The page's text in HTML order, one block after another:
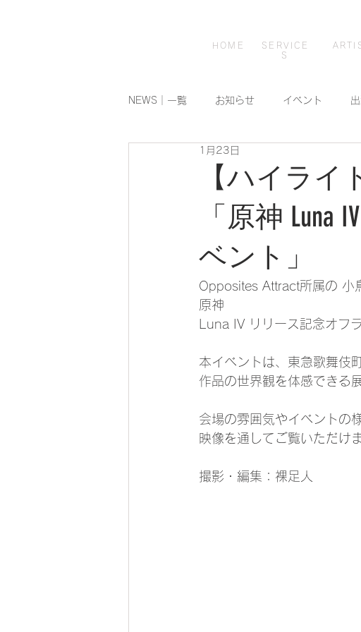
HOME
SERVICE
S
NEWS｜一覧 お知らせ イベント
【ハイラ
「原神
ベント」
1月23日
Opposites Attract所属の 小
原神
Luna IV リリース記念オフ
本イベントは、東急歌舞伎
作品の世界観を体感できる
会場の雰囲気やイベントの
映像を通してご覧いただけま
撮影・編集：裸足人